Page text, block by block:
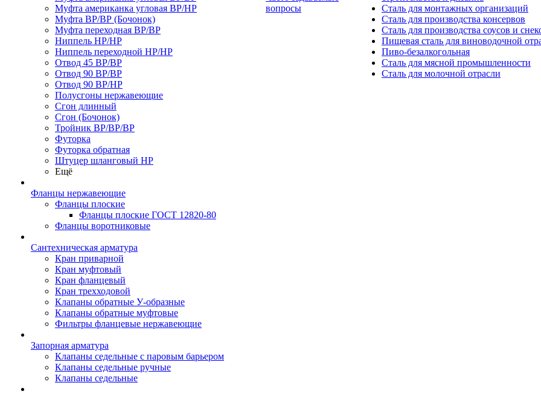
Муфта американка угловая ВР/НР
Муфта ВР/ВР (Бочонок)
Муфта переходная ВР/ВР
Ниппель НР/НР
Ниппель переходной НР/НР
Отвод 45 ВР/ВР
Отвод 90 ВР/ВР
Отвод 90 ВР/НР
Полусгоны нержавеющие
Сгон длинный
Сгон (Бочонок)
Тройник ВР/ВР/ВР
Футорка
Футорка обратная
Штуцер шланговый НР
Ещё
Фланцы нержавеющие
Фланцы плоские
Фланцы плоские ГОСТ 12820-80
Фланцы воротниковые
Сантехническая арматура
Кран приварной
Кран муфтовый
Кран фланцевый
Кран трехходовой
Клапаны обратные У-образные
Клапаны обратные муфтовые
Фильтры фланцевые нержавеющие
Запорная арматура
Клапаны седельные с паровым барьером
Клапаны седельные ручные
Клапаны седельные
вопросы
Сталь для монтажных организаций
Сталь для производства консервов
Сталь для производства соусов и
Пищевая сталь для виноводочной
Пиво-безалкогольная
Сталь для мясной промышленности
Сталь для молочной отрасли